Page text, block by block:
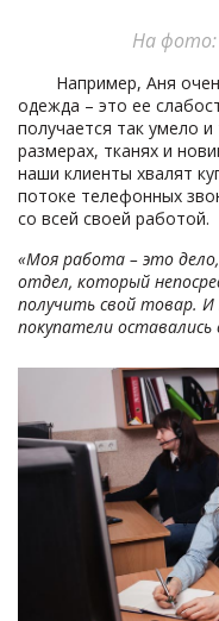
На
Например, Аня
одежда – это ее
получается так умело
размерах, тканях и
наши клиенты хвалят
потоке телефонных
со всей своей работой.
«Моя работа – это
отдел, который
получить свой товар.
покупатели